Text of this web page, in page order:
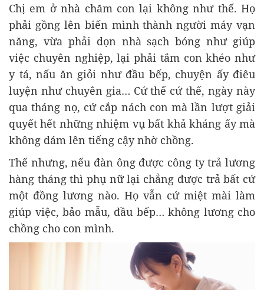
Chị em ở nhà chăm con lại không như thế. Họ
phải gồng lên biến mình thành người máy vạn
năng, vừa phải dọn nhà sạch bóng như giúp
việc chuyên nghiệp, lại phải tắm con khéo như
y tá, nấu ăn giỏi như đầu bếp, chuyện ấy điêu
luyện như chuyên gia… Cứ thế cứ thế, ngày này
qua tháng nọ, cứ cắp nách con mà lần lượt giải
quyết hết những nhiệm vụ bất khả kháng ấy mà
không dám lên tiếng cậy nhờ chồng.
Thế nhưng, nếu đàn ông được công ty trả lương
hàng tháng thì phụ nữ lại chẳng được trả bất cứ
một đồng lương nào. Họ vẫn cứ miệt mài làm
giúp việc, bảo mẫu, đầu bếp… không lương cho
chồng cho con mình.